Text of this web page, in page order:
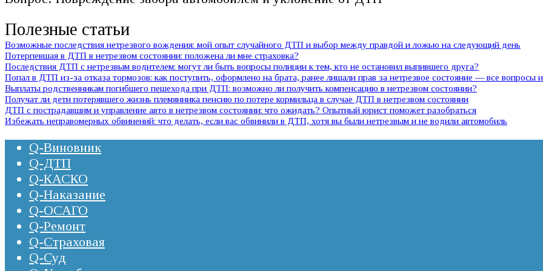
Полезные статьи
Возможные последствия нетрезвого вождения: мой опыт случайного ДТП и выбор между правдой и ложью на следующий день
Потерпевшая в ДТП в нетрезвом состоянии: положена ли мне страховка?
Последствия ДТП с нетрезвым водителем: могут ли быть вопросы полиции к тем, кто не остановил выпившего друга?
Попал в ДТП из-за отказа тормозов: как поступить, оформлено на брата, ранее лишали прав за нетрезвое состояние — все вопросы
Выплаты родственникам погибшего пешехода при ДТП: возможно ли получить компенсацию в нетрезвом состоянии?
Получат ли дети потерявшего жизнь племянника пенсию по потере кормильца в случае ДТП в нетрезвом состоянии
ДТП с пострадавшим и управление авто в нетрезвом состоянии: что ожидать? Опытный юрист поможет разобраться
Избежать неправомерных обвинений: что делать, если вас обвинили в ДТП, хотя вы были нетрезвым и не водили автомобиль
Q-Виновник
Q-ДТП
Q-КАСКО
Q-Наказание
Q-ОСАГО
Q-Ремонт
Q-Страховая
Q-Суд